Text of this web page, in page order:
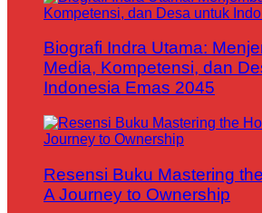
Biografi Indra Utama:
Media, Kompetensi, dan
Indonesia Emas 2045
Resensi Buku Mastering
A Journey to Ownership